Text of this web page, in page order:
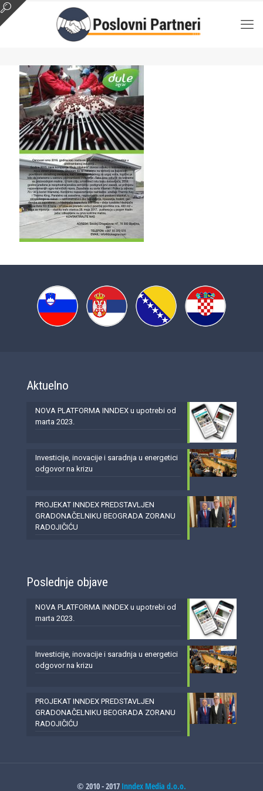
Aktuelno
NOVA PLATFORMA INNDEX u upotrebi od
marta 2023.
Investicije, inovacije i saradnja u energetici
odgovor na krizu
PROJEKAT INNDEX PREDSTAVLJEN
GRADONAČELNIKU BEOGRADA ZORANU
RADOJIČIĆU
Poslednje objave
NOVA PLATFORMA INNDEX u upotrebi od
marta 2023.
Investicije, inovacije i saradnja u energetici
odgovor na krizu
PROJEKAT INNDEX PREDSTAVLJEN
GRADONAČELNIKU BEOGRADA ZORANU
RADOJIČIĆU
© 2010 - 2017 Inndex Media d.o.o.